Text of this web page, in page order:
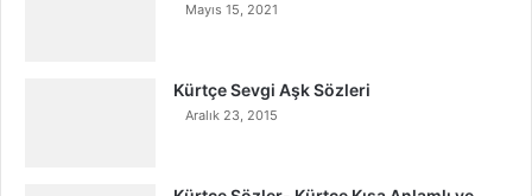
Mayıs 15, 2021
Kürtçe Sevgi Aşk Sözleri
Aralık 23, 2015